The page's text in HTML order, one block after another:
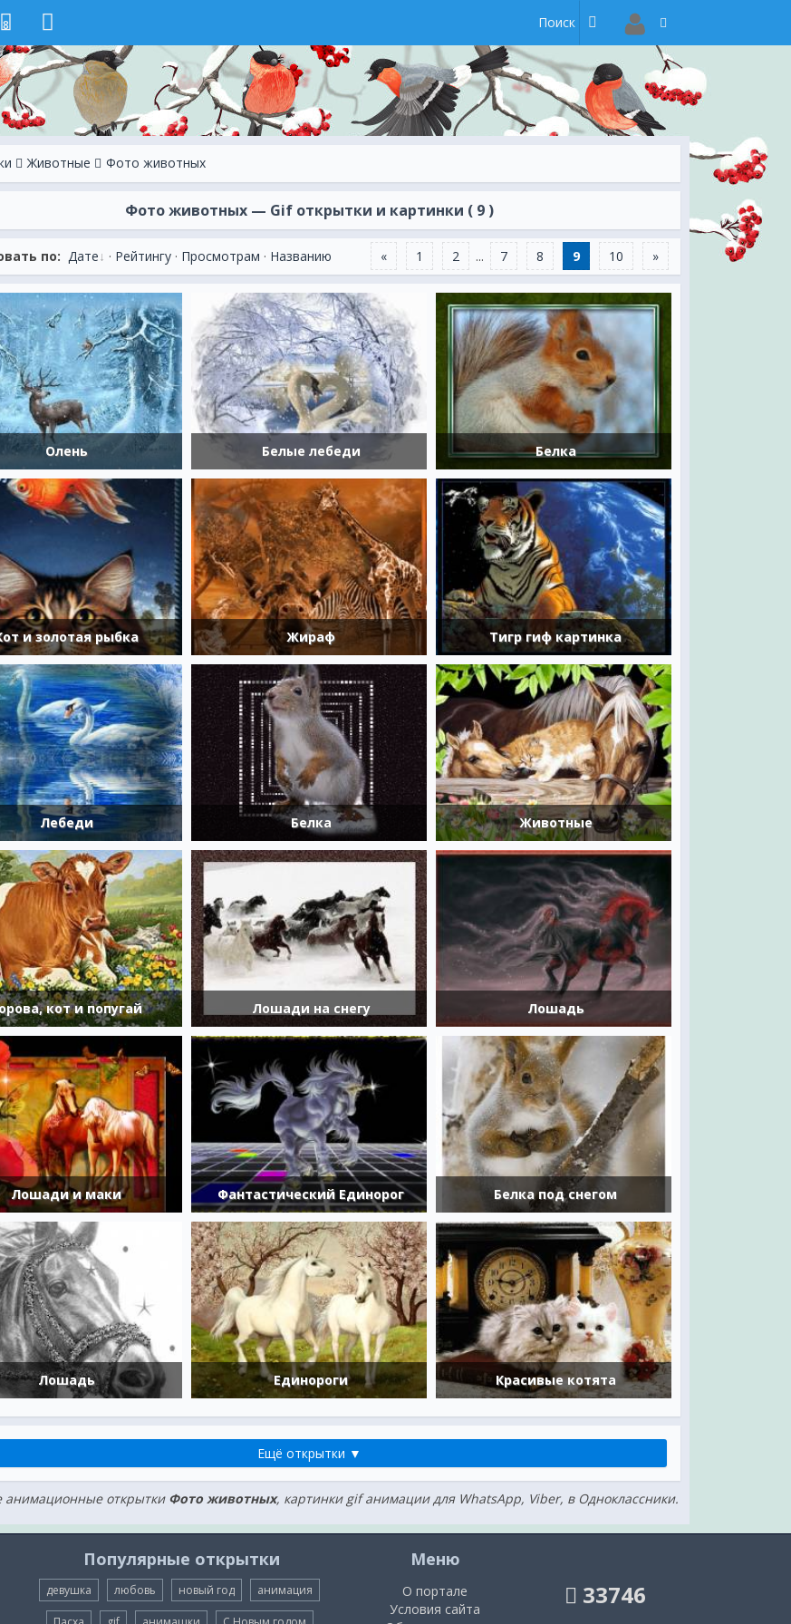
8
Животные Фото животных
Фото животных — Gif открытки и картинки ( 9 )
по: Дате · Рейтингу · Просмотрам · Названию « 1 2 ... 7 8 9 10 »
Олень Белые лебеди Белка
и золотая рыбка Жираф Тигр гиф картинка
Лебеди Белка Животные
кот и попугай Лошади на снегу Лошадь
Лошади и маки Фантастический Единорог Белка под снегом
Лошадь Единороги Красивые котята
Ещё открытки ▼
анимационные открытки Фото животных, картинки gif анимации для WhatsApp, Viber, в Одноклассники.
Популярные открытки
девушка любовь новый год анимация
Меню
О портале
Условия сайта
33746